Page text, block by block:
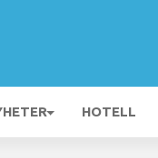
HOTELL